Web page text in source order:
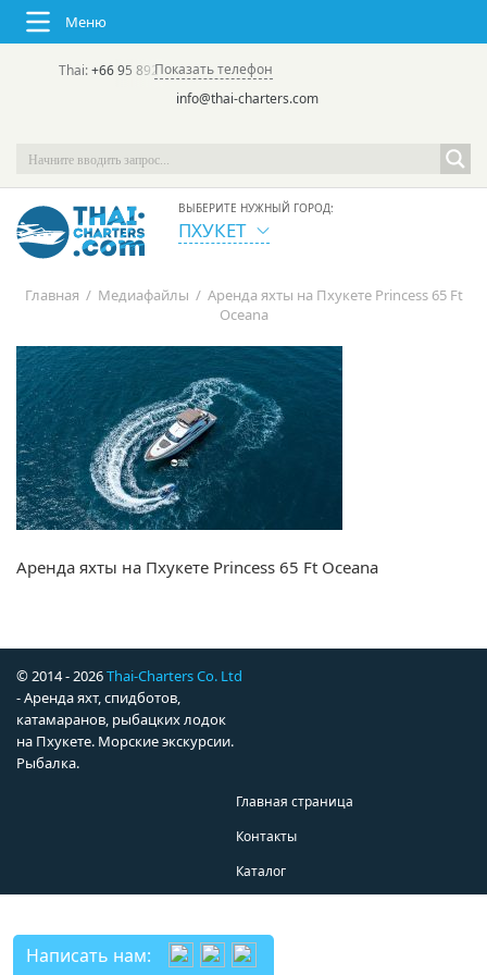
Меню
Thai:+66 95 892 7646(rus/eng) | в России:
Показать телефон
info@thai-charters.com
ВЫБЕРИТЕ НУЖНЫЙ ГОРОД:
ПХУКЕТ
Главная / Медиафайлы / Аренда яхты на Пхукете Princess 65 Ft
Oceana
Аренда яхты на Пхукете Princess 65 Ft Oceana
© 2014 - 2026Thai-Charters Co. Ltd
- Аренда яхт, спидботов,
катамаранов, рыбацких лодок
на Пхукете. Морские экскурсии.
Рыбалка.
Главная страница
Контакты
Каталог
Написать нам: